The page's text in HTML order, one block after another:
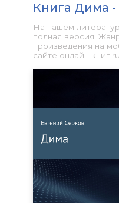
Книга Дима -
На нашем
полная версия.
произведения на
сайте онлайн книг